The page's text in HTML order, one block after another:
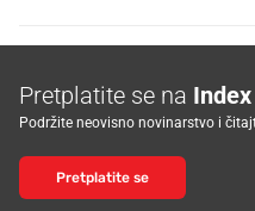
Pretplatite se na
Podržite neovisno novinarstvo i
Pretplatite se